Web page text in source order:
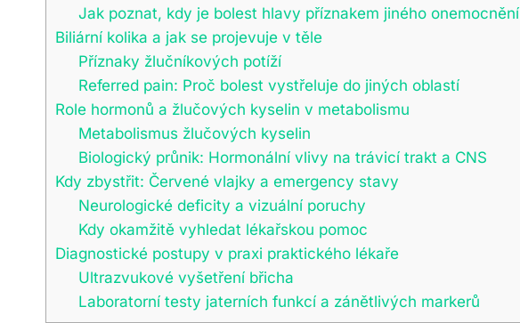
Jak poznat, kdy je bolest hlavy příznakem jiného onemocnění
Biliární kolika a jak se projevuje v těle
Příznaky žlučníkových potíží
Referred pain: Proč bolest vystřeluje do jiných oblastí
Role hormonů a žlučových kyselin v metabolismu
Metabolismus žlučových kyselin
Biologický průnik: Hormonální vlivy na trávicí trakt a CNS
Kdy zbystřit: Červené vlajky a emergency stavy
Neurologické deficity a vizuální poruchy
Kdy okamžitě vyhledat lékařskou pomoc
Diagnostické postupy v praxi praktického lékaře
Ultrazvukové vyšetření břicha
Laboratorní testy jaterních funkcí a zánětlivých markerů